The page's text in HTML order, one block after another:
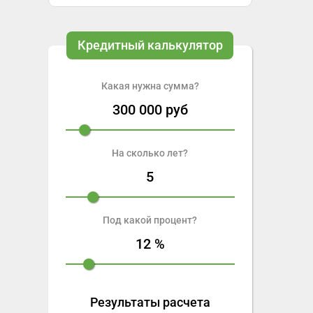
Кредитный калькулятор
Какая нужна сумма?
300 000руб
На сколько лет?
5
Под какой процент?
12%
Результаты расчета